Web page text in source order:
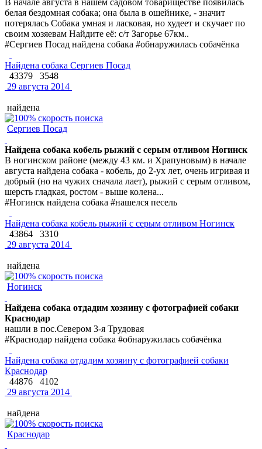
белая бездомная собака; она была в ошейнике, - значит
потерялась Собака умная и ласковая, но худеет и скучает по
своим хозяевам Найдите её: с/т Загорье 67км..
#Сергиев Посад найдена собака #обнаружилась собачёнка
Найдена собака Сергиев Посад
43379
3548
29 августа 2014
найдена
Сергиев Посад
Найдена собака кобель рыжий с серым отливом Ногинск
В ногинском районе (между 43 км. и Храпуновым) в начале
августа найдена собака - кобель, до 2-ух лет, очень игривая и
добрый (но на чужих сначала лает), рыжий с серым отливом,
шерсть гладкая, ростом - выше колена...
#Ногинск найдена собака #нашелся песель
Найдена собака кобель рыжий с серым отливом Ногинск
43864
3310
29 августа 2014
найдена
Ногинск
Найдена собака отдадим хозяину с фотографией собаки
Краснодар
нашли в пос.Севером 3-я Трудовая
#Краснодар найдена собака #обнаружилась собачёнка
Найдена собака отдадим хозяину с фотографией собаки
Краснодар
44876
4102
29 августа 2014
найдена
Краснодар